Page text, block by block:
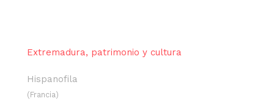
Extremadura, patrimonio y cultura
Hispanofila
(Francia)